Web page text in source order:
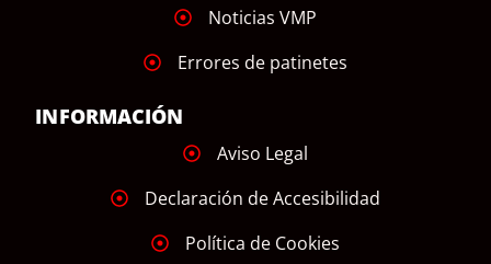
Noticias VMP
Errores de patinetes
INFORMACIÓN
Aviso Legal
Declaración de Accesibilidad
Política de Cookies